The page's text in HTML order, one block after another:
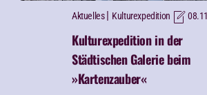
Aktuelles Kulturexpedition
Kulturexpedition in der
Städtischen Galerie beim
»Kartenzauber«